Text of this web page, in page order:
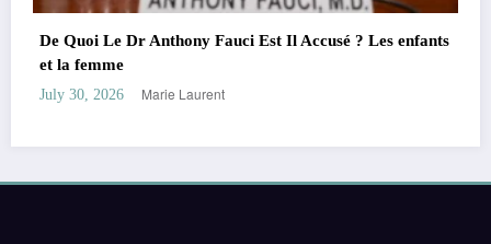
Rumeurs sur le petit ami de Olivia Rodrigo : le buzz
autour de sa fortune et de son âge
July 28, 2026 Marie Laurent